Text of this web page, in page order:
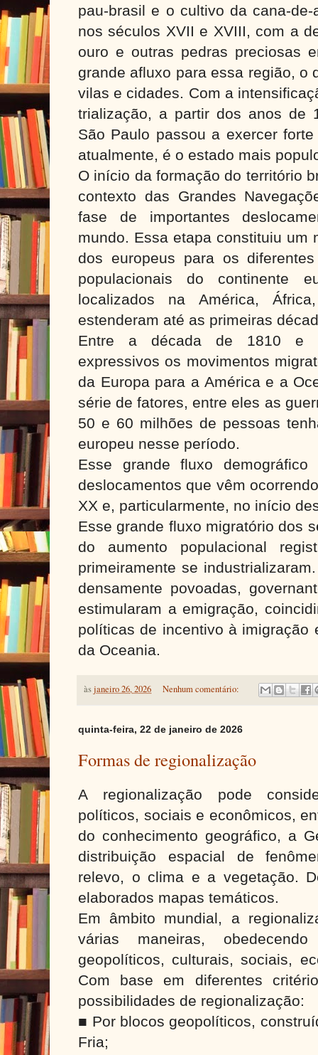
pau-brasil e o cultivo da cana-
nos séculos XVII e XVIII, com a
ouro e outras pedras preciosas
grande afluxo para essa região, o
vilas e cidades. Com a
trialização, a partir dos anos de
São Paulo passou a exercer
atualmente, é o estado mais
O início da formação do território
contexto das Grandes
fase de importantes
mundo. Essa etapa constituiu um
dos europeus para os
populacionais do continente
localizados na América,
estenderam até as primeiras
Entre a década de 1810 e
expressivos os movimentos
da Europa para a América e a
série de fatores, entre eles as
50 e 60 milhões de pessoas
europeu nesse período.
Esse grande fluxo
deslocamentos que vêm
XX e, particularmente, no início
Esse grande fluxo migratório dos
do aumento populacional
primeiramente se
densamente povoadas,
estimularam a emigração,
políticas de incentivo à imigração
da Oceania.
àsjaneiro 26, 2026 Nenhum comentário:
quinta-feira, 22 de janeiro de 2026
Formas de regionalização
A regionalização pode
políticos, sociais e econômicos,
do conhecimento geográfico, a
distribuição espacial de
relevo, o clima e a vegetação.
elaborados mapas temáticos.
Em âmbito mundial, a
várias maneiras,
geopolíticos, culturais, sociais,
Com base em diferentes
possibilidades de regionalização:
■ Por blocos geopolíticos,
Fria;